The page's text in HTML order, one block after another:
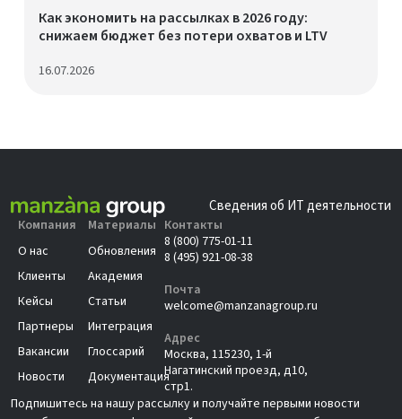
Как экономить на рассылках в 2026 году:
снижаем бюджет без потери охватов и LTV
16.07.2026
Сведения об ИТ деятельности
Компания
О нас
Клиенты
Кейсы
Партнеры
Вакансии
Новости
Материалы
Обновления
Академия
Статьи
Интеграция
Глоссарий
Документация
Контакты
8 (800) 775-01-11
8 (495) 921-08-38
Почта
welcome@manzanagroup.ru
Адрес
Москва, 115230, 1-й
Нагатинский проезд, д10,
стр1.
Подпишитесь на нашу рассылку и получайте первыми новости